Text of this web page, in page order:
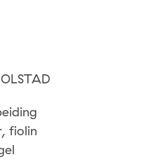
fiolin